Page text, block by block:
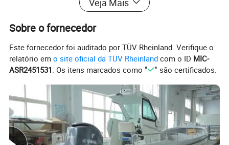
Veja Mais
Sobre o fornecedor
Este fornecedor foi auditado por TÜV Rheinland. Verifique o
relatório emo site oficial da TÜV Rheinland com o ID MIC-
ASR2451531. Os itens marcados como " " são certificados.